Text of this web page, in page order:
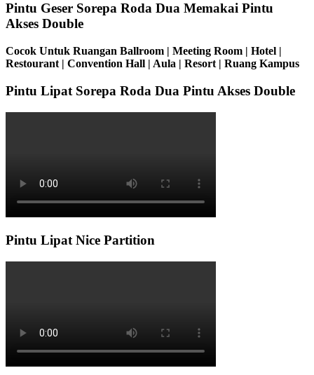
Pintu Geser Sorepa Roda Dua Memakai Pintu
Akses Double
Cocok Untuk Ruangan Ballroom | Meeting Room | Hotel |
Restourant | Convention Hall | Aula | Resort | Ruang Kampus
Pintu Lipat Sorepa Roda Dua Pintu Akses Double
Pintu Lipat Nice Partition